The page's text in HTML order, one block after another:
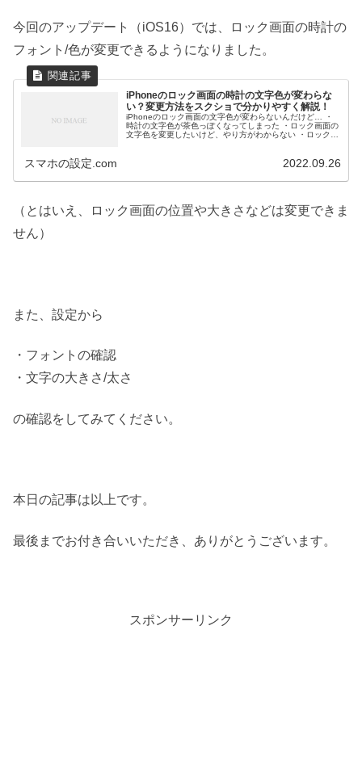
今回のアップデート（iOS16）では、ロック画面の時計の
フォント/色が変更できるようになりました。
iPhoneのロック画面の時計の文字色が変わらな
い？変更方法をスクショで分かりやすく解説！
iPhoneのロック画面の文字色が変わらないんだけど… ・
時計の文字色が茶色っぽくなってしまった ・ロック画面の
文字色を変更したいけど、やり方がわからない ・ロック画
スマホの設定.com 2022.09.26
（とはいえ、ロック画面の位置や大きさなどは変更できま
せん）
また、設定から
・フォントの確認
・文字の大きさ/太さ
の確認をしてみてください。
本日の記事は以上です。
最後までお付き合いいただき、ありがとうございます。
スポンサーリンク